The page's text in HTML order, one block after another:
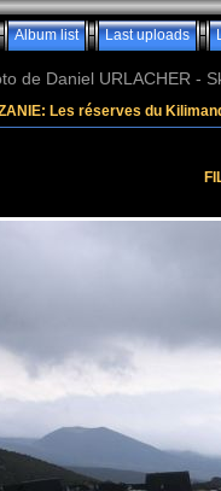
Album list Last uploads
de Daniel URLACHER -
Les réserves du